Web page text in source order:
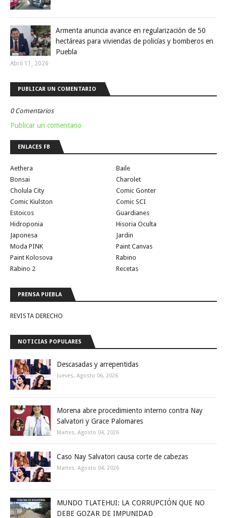
Armenta anuncia avance en regularización de 50
hectáreas para viviendas de policías y bomberos en
Puebla
Abril 11, 2026
PUBLICAR UN COMENTARIO
0 Comentarios
Publicar un comentario
ENLACES FB
Aethera
Baile
Bonsai
Charolet
Cholula City
Comic Gonter
Comic Kiulston
Comic SCI
Estoicos
Guardianes
Hidroponia
Hisoria Oculta
Japonesa
Jardin
Moda PINK
Paint Canvas
Paint Kolosova
Rabino
Rabino 2
Recetas
PRENSA PUEBLA
REVISTA DERECHO
NOTICIAS POPULARES
Descasadas y arrepentidas
Jueves, Agosto 06, 2026
Morena abre procedimiento interno contra Nay
Salvatori y Grace Palomares
Martes, Agosto 04, 2026
Caso Nay Salvatori causa corte de cabezas
Martes, Agosto 04, 2026
MUNDO TLATEHUI: LA CORRUPCIÓN QUE NO
DEBE GOZAR DE IMPUNIDAD